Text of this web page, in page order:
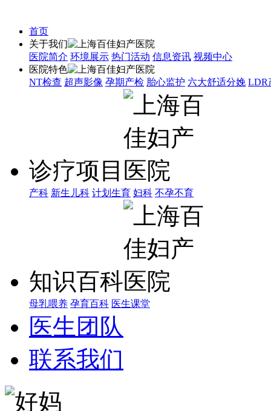
首页
关于我们
医院简介 环境展示 热门活动 信息资讯 视频中心
医院特色
NT检查 超声影像 孕期产检 胎心监护 六大舒适分娩 LDR
诊疗项目
产科 新生儿科 计划生育 妇科 不孕不育
知识百科
母乳喂养 孕育百科 医生课堂
医生团队
联系我们